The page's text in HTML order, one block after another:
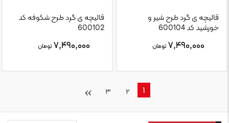
قالیچه ی گرد طرح شیر و
خورشید کد 600104
۷,۴۹۰,۰۰۰ تومان
قالیچه ی گرد طرح شکوفه کد
600102
۷,۴۹۰,۰۰۰ تومان
1
2
3